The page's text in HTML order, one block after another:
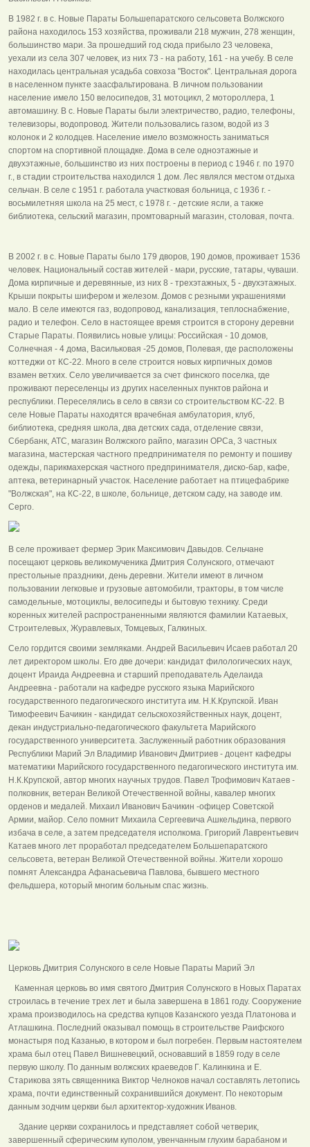
В 1982 г. в с. Новые Параты Большепаратского сельсовета Волжского
района находилось 153 хозяйства, проживали 218 мужчин, 278 женщин,
большинство мари. За прошедший год сюда прибыло 23 человека,
уехали из села 307 человек, из них 73 - на работу, 161 - на учебу. В селе
находилась центральная усадьба совхоза "Восток". Центральная дорога
в населенном пункте заасфальтирована. В личном пользовании
население имело 150 велосипедов, 31 мотоцикл, 2 мотороллера, 1
автомашину. В с. Новые Параты были электричество, радио, телефоны,
телевизоры, водопровод. Жители пользовались газом, водой из 3
колонок и 2 колодцев. Население имело возможность заниматься
спортом на спортивной площадке. Дома в селе одноэтажные и
двухэтажные, большинство из них построены в период с 1946 г. по 1970
г., в стадии строительства находился 1 дом. Лес являлся местом отдыха
сельчан. В селе с 1951 г. работала участковая больница, с 1936 г. -
восьмилетняя школа на 25 мест, с 1978 г. - детские ясли, а также
библиотека, сельский магазин, промтоварный магазин, столовая, почта.
В 2002 г. в с. Новые Параты было 179 дворов, 190 домов, проживает 1536
человек. Национальный состав жителей - мари, русские, татары, чуваши.
Дома кирпичные и деревянные, из них 8 - трехэтажных, 5 - двухэтажных.
Крыши покрыты шифером и железом. Домов с резными украшениями
мало. В селе имеются газ, водопровод, канализация, теплоснабжение,
радио и телефон. Село в настоящее время строится в сторону деревни
Старые Параты. Появились новые улицы: Российская - 10 домов,
Солнечная - 4 дома, Васильковая -25 домов, Полевая, где расположены
коттеджи от КС-22. Много в селе строится новых кирпичных домов
взамен ветхих. Село увеличивается за счет финского поселка, где
проживают переселенцы из других населенных пунктов района и
республики. Переселялись в село в связи со строительством КС-22. В
селе Новые Параты находятся врачебная амбулатория, клуб,
библиотека, средняя школа, два детских сада, отделение связи,
Сбербанк, АТС, магазин Волжского райпо, магазин ОРСа, 3 частных
магазина, мастерская частного предпринимателя по ремонту и пошиву
одежды, парикмахерская частного предпринимателя, диско-бар, кафе,
аптека, ветеринарный участок. Население работает на птицефабрике
"Волжская", на КС-22, в школе, больнице, детском саду, на заводе им.
Серго.
В селе проживает фермер Эрик Максимович Давыдов. Сельчане
посещают церковь великомученика Дмитрия Солунского, отмечают
престольные праздники, день деревни. Жители имеют в личном
пользовании легковые и грузовые автомобили, тракторы, в том числе
самодельные, мотоциклы, велосипеды и бытовую технику. Среди
коренных жителей распространенными являются фамилии Катаевых,
Строителевых, Журавлевых, Томцевых, Галкиных.
Село гордится своими земляками. Андрей Васильевич Исаев работал 20
лет директором школы. Его две дочери: кандидат филологических наук,
доцент Ираида Андреевна и старший преподаватель Аделаида
Андреевна - работали на кафедре русского языка Марийского
государственного педагогического института им. Н.К.Крупской. Иван
Тимофеевич Бачикин - кандидат сельскохозяйственных наук, доцент,
декан индустриально-педагогического факультета Марийского
государственного университета. Заслуженный работник образования
Республики Марий Эл Владимир Иванович Дмитриев - доцент кафедры
математики Марийского государственного педагогического института им.
Н.К.Крупской, автор многих научных трудов. Павел Трофимович Катаев -
полковник, ветеран Великой Отечественной войны, кавалер многих
орденов и медалей. Михаил Иванович Бачикин -офицер Советской
Армии, майор. Село помнит Михаила Сергеевича Ашкельдина, первого
избача в селе, а затем председателя исполкома. Григорий Лаврентьевич
Катаев много лет проработал председателем Большепаратского
сельсовета, ветеран Великой Отечественной войны. Жители хорошо
помнят Александра Афанасьевича Павлова, бывшего местного
фельдшера, который многим больным спас жизнь.
Церковь Дмитрия Солунского в селе Новые Параты Марий Эл
Каменная церковь во имя святого Дмитрия Солунского в Новых Паратах
строилась в течение трех лет и была завершена в 1861 году. Сооружение
храма производилось на средства купцов Казанского уезда Платонова и
Атлашкина. Последний оказывал помощь в строительстве Раифского
монастыря под Казанью, в котором и был погребен. Первым настоятелем
храма был отец Павел Вишневецкий, основавший в 1859 году в селе
первую школу. По данным волжских краеведов Г. Калинкина и Е.
Старикова зять священника Виктор Челноков начал составлять летопись
храма, почти единственный сохранившийся документ. По некоторым
данным зодчим церкви был архитектор-художник Иванов.
Здание церкви сохранилось и представляет собой четверик,
завершенный сферическим куполом, увенчанным глухим барабаном и